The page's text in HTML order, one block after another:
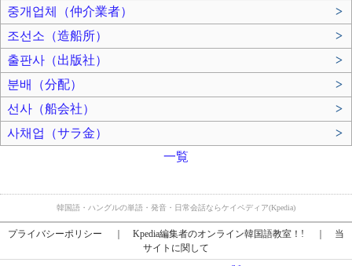
중개업체（仲介業者）
>
조선소（造船所）
>
출판사（出版社）
>
분배（分配）
>
선사（船会社）
>
사채업（サラ金）
>
一覧
韓国語・ハングルの単語・発音・日常会話ならケイペディア(Kpedia)
プライバシーポリシー Kpedia編集者のオンライン韓国語教室！!
当
サイトに関して